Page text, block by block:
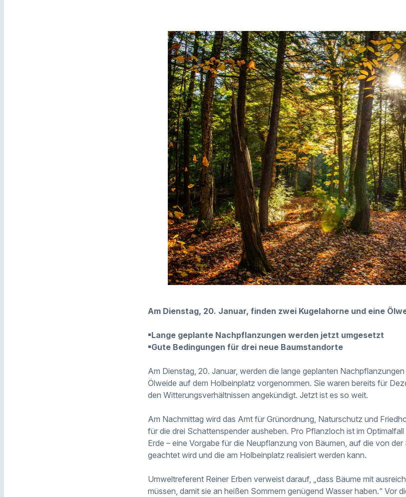
Am Dienstag, 20. Januar, finden zwei Kugelahorne und eine
▪Lange geplante Nachpflanzungen werden jetzt umgesetzt
▪Gute Bedingungen für drei neue Baumstandorte
Am Dienstag, 20. Januar, werden die lange geplanten
Ölweide auf dem Holbeinplatz vorgenommen. Sie waren bereits für
den Witterungsverhältnissen angekündigt. Jetzt ist es so weit.
Am Nachmittag wird das Amt für Grünordnung, Naturschutz und
für die drei Schattenspender ausheben. Pro Pflanzloch ist im
Erde – eine Vorgabe für die Neupflanzung von Bäumen, auf die von
geachtet wird und die am Holbeinplatz realisiert werden kann.
Umweltreferent Reiner Erben verweist darauf, „dass Bäume mit
müssen, damit sie an heißen Sommern genügend Wasser haben.“ Vor